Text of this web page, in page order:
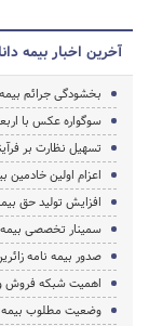
آخرین اخبار بیمه دانا
بخشودگی جرائم
سوگواره عکس با
تسهیل نظارت بر
اعزام اولین
افزایش تولید حق
سمینار تخصصی
صدور بیمه نامه
اهمیت شبکه فروش
وضعیت مطلوب بیمه دانا